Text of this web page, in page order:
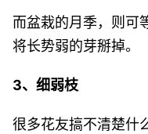
而盆栽的月季，则可
将长势弱的芽掰掉。
3、细弱枝
很多花友搞不清楚什